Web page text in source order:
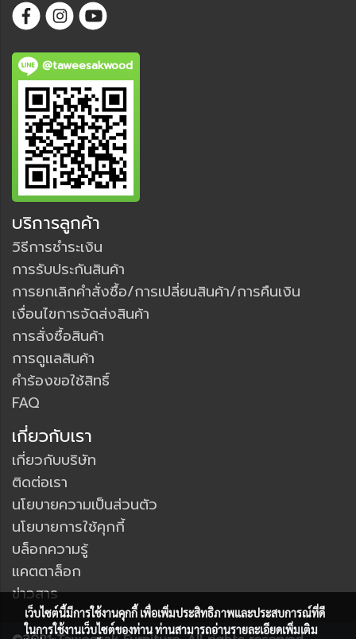
@taweesakwood
บริการลูกค้า
วิธีการชำระเงิน
การรับประกันสินค้า
การยกเลิกคำสั่งซื้อ/การเปลี่ยนสินค้า/การคืนเงิน
เงื่อนไขการจัดส่งสินค้า
การสั่งซื้อสินค้า
การดูแลสินค้า
คำร้องขอใช้สิทธิ์
FAQ
เกี่ยวกับเรา
เกี่ยวกับบริษัท
ติดต่อเรา
นโยบายความเป็นส่วนตัว
นโยบายการใช้คุกกี้
บล็อกความรู้
แคตตาล็อก
ข่าวสาร
เว็บไซต์นี้มีการใช้งานคุกกี้ เพื่อเพิ่มประสิทธิภาพและประสบการณ์ที่ดี
ในการใช้งานเว็บไซต์ของท่าน ท่านสามารถอ่านรายละเอียดเพิ่มเติม